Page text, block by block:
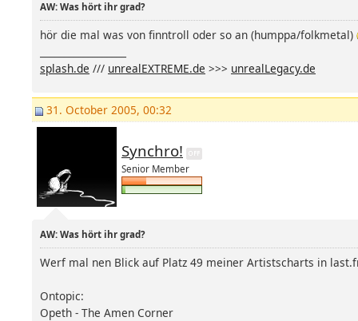
AW: Was hört ihr grad?
hör die mal was von finntroll oder so an (humppa/folkmetal)
splash.de /// unrealEXTREME.de >>> unrealLegacy.de
31. October 2005, 00:32
Synchro!
Senior Member
AW: Was hört ihr grad?
Werf mal nen Blick auf Platz 49 meiner Artistscharts in
Ontopic:
Opeth - The Amen Corner